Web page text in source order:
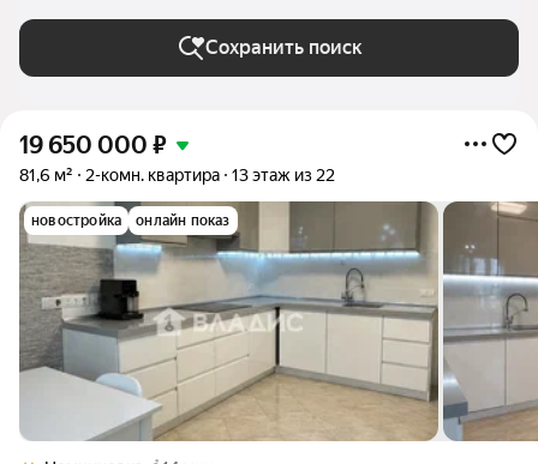
Сохранить поиск
19 650 000 ₽
81,6 м² 2-комн. квартира 13 этаж из 22
новостройка онлайн показ